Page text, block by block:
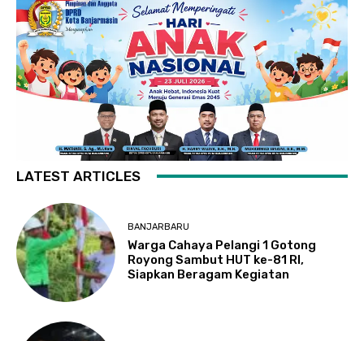
LATEST ARTICLES
BANJARBARU
Warga Cahaya Pelangi 1 Gotong
Royong Sambut HUT ke-81 RI,
Siapkan Beragam Kegiatan